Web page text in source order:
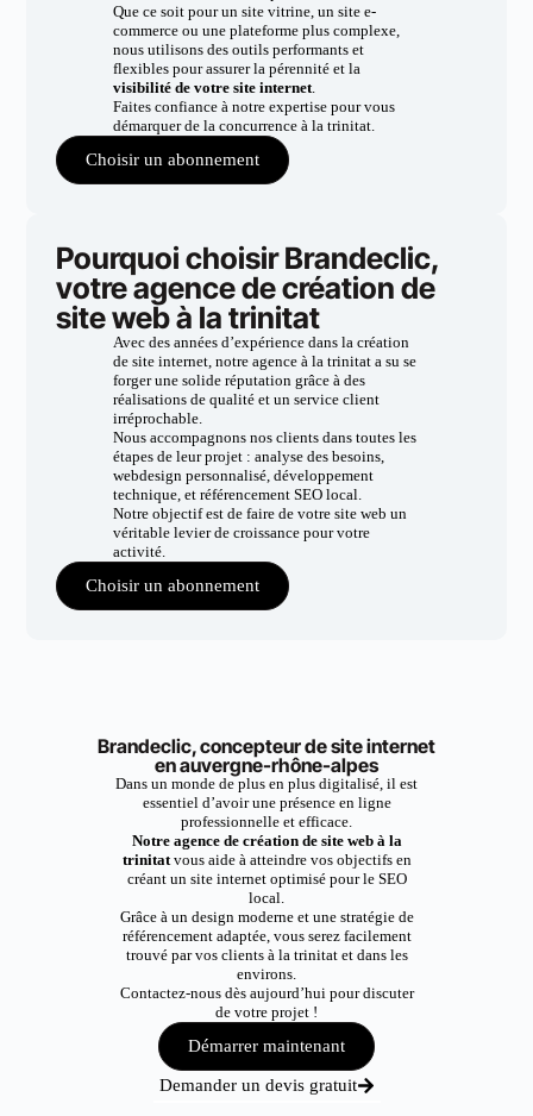
Que ce soit pour un site vitrine, un site e-
commerce ou une plateforme plus complexe,
nous utilisons des outils performants et
flexibles pour assurer la pérennité et la
visibilité de votre site internet.
Faites confiance à notre expertise pour vous
démarquer de la concurrence à la trinitat.
Choisir un abonnement
Pourquoi choisir Brandeclic,
votre agence de création de
site web à la trinitat
Avec des années d’expérience dans la création
de site internet, notre agence à la trinitat a su se
forger une solide réputation grâce à des
réalisations de qualité et un service client
irréprochable.
Nous accompagnons nos clients dans toutes les
étapes de leur projet : analyse des besoins,
webdesign personnalisé, développement
technique, et référencement SEO local.
Notre objectif est de faire de votre site web un
véritable levier de croissance pour votre
activité.
Choisir un abonnement
Brandeclic, concepteur de site internet
en auvergne-rhône-alpes
Dans un monde de plus en plus digitalisé, il est
essentiel d’avoir une présence en ligne
professionnelle et efficace.
Notre agence de création de site web à la
trinitatvous aide à atteindre vos objectifs en
créant un site internet optimisé pour le SEO
local.
Grâce à un design moderne et une stratégie de
référencement adaptée, vous serez facilement
trouvé par vos clients à la trinitat et dans les
environs.
Contactez-nous dès aujourd’hui pour discuter
de votre projet !
Démarrer maintenant
Demander un devis gratuit